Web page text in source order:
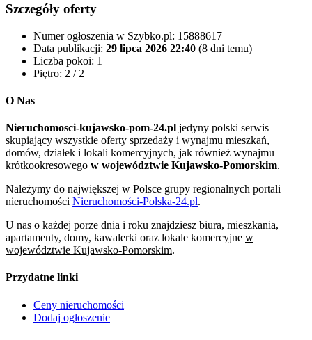
Szczegóły oferty
Numer ogłoszenia w Szybko.pl: 15888617
Data publikacji: 29 lipca 2026 22:40 (8 dni temu)
Liczba pokoi: 1
Piętro: 2 / 2
O Nas
Nieruchomosci-kujawsko-pom-24.pl jedyny polski serwis
skupiający wszystkie oferty sprzedaży i wynajmu mieszkań,
domów, działek i lokali komercyjnych, jak również wynajmu
krótkookresowego w województwie Kujawsko-Pomorskim.
Należymy do największej w Polsce grupy regionalnych portali
nieruchomości Nieruchomości-Polska-24.pl.
U nas o każdej porze dnia i roku znajdziesz biura, mieszkania,
apartamenty, domy, kawalerki oraz lokale komercyjne w
województwie Kujawsko-Pomorskim.
Przydatne linki
Ceny nieruchomości
Dodaj ogłoszenie